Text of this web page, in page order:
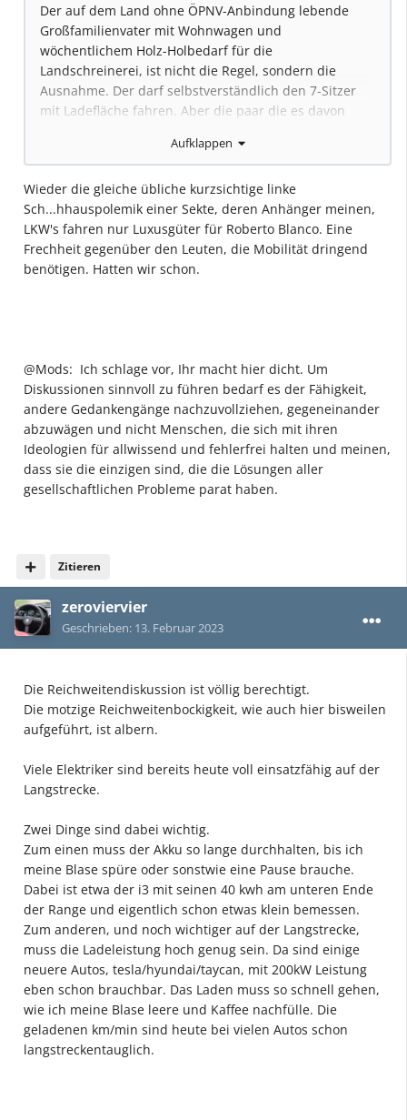
Der auf dem Land ohne ÖPNV-Anbindung lebende
Großfamilienvater mit Wohnwagen und
wöchentlichem Holz-Holbedarf für die
Landschreinerei, ist nicht die Regel, sondern die
Ausnahme. Der darf selbstverständlich den 7-Sitzer
mit Ladefläche fahren. Aber die paar die es davon
....
Aufklappen
Wieder die gleiche übliche kurzsichtige linke
Sch...hhauspolemik einer Sekte, deren Anhänger meinen,
LKW's fahren nur Luxusgüter für Roberto Blanco. Eine
Frechheit gegenüber den Leuten, die Mobilität dringend
benötigen. Hatten wir schon.
@Mods: Ich schlage vor, Ihr macht hier dicht. Um
Diskussionen sinnvoll zu führen bedarf es der Fähigkeit,
andere Gedankengänge nachzuvollziehen, gegeneinander
abzuwägen und nicht Menschen, die sich mit ihren
Ideologien für allwissend und fehlerfrei halten und meinen,
dass sie die einzigen sind, die die Lösungen aller
gesellschaftlichen Probleme parat haben.
Zitieren
zeroviervier
Geschrieben: 13. Februar 2023
Die Reichweitendiskussion ist völlig berechtigt.
Die motzige Reichweitenbockigkeit, wie auch hier bisweilen
aufgeführt, ist albern.
Viele Elektriker sind bereits heute voll einsatzfähig auf der
Langstrecke.
Zwei Dinge sind dabei wichtig.
Zum einen muss der Akku so lange durchhalten, bis ich
meine Blase spüre oder sonstwie eine Pause brauche.
Dabei ist etwa der i3 mit seinen 40 kwh am unteren Ende
der Range und eigentlich schon etwas klein bemessen.
Zum anderen, und noch wichtiger auf der Langstrecke,
muss die Ladeleistung hoch genug sein. Da sind einige
neuere Autos, tesla/hyundai/taycan, mit 200kW Leistung
eben schon brauchbar. Das Laden muss so schnell gehen,
wie ich meine Blase leere und Kaffee nachfülle. Die
geladenen km/min sind heute bei vielen Autos schon
langstreckentauglich.